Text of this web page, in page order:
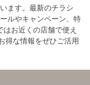
ます。最新のチラシ
ルやキャンペーン、特
お近くの店舗で使え
得な情報をぜひご活用